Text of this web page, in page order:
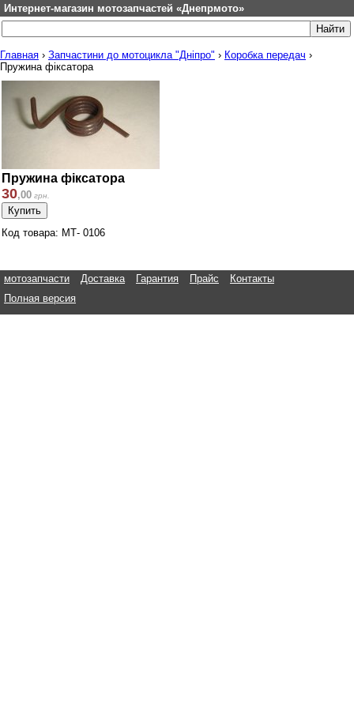
Интернет-магазин мотозапчастей «Днепрмото»
Главная › Запчастини до мотоцикла "Дніпро" › Коробка передач ›
Пружина фіксатора
Пружина фіксатора
30,00 грн.
Код товара: МТ- 0106
мотозапчасти Доставка Гарантия Прайс
Контакты
Полная версия